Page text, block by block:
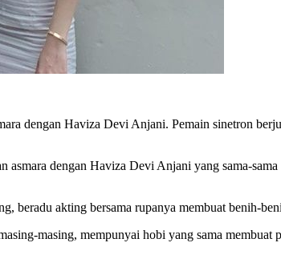
dengan Haviza Devi Anjani. Pemain sinetron
dengan Haviza Devi Anjani yang sama-
beradu akting bersama rupanya membuat benih-
masing, mempunyai hobi yang sama